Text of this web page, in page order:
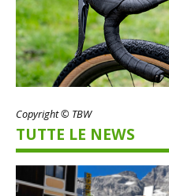
Copyright © TBW
TUTTE LE NEWS